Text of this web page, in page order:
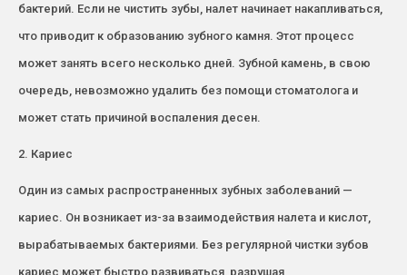
бактерий. Если не чистить зубы, налет начинает накапливаться,
что приводит к образованию зубного камня. Этот процесс
может занять всего несколько дней. Зубной камень, в свою
очередь, невозможно удалить без помощи стоматолога и
может стать причиной воспаления десен.
2. Кариес
Один из самых распространенных зубных заболеваний —
кариес. Он возникает из-за взаимодействия налета и кислот,
вырабатываемых бактериями. Без регулярной чистки зубов
кариес может быстро развиваться, разрушая